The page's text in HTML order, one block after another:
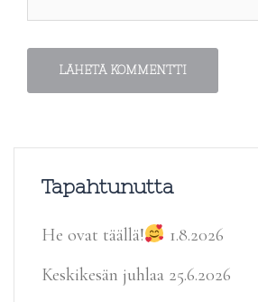
Tapahtunutta
He ovat täällä!
1.8.2026
Keskikesän juhlaa 25.6.2026